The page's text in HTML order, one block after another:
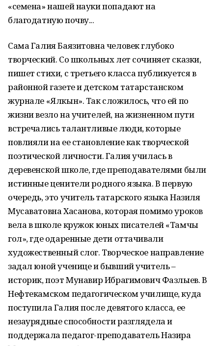
«семена» нашей науки попадают на
благодатную почву...
Сама Галия Баязитовна человек глубоко
творческий. Со школьных лет сочиняет сказки,
пишет стихи, с третьего класса публикуется в
районной газете и детском татарстанском
журнале «Ялкын». Так сложилось, что ей по
жизни везло на учителей, на жизненном пути
встречались талантливые люди, которые
повлияли на ее становление как творческой
поэтической личности. Галия училась в
деревенской школе, где преподавателями были
истинные ценители родного языка. В первую
очередь, это учитель татарского языка Назиля
Мусаватовна Хасанова, которая помимо уроков
вела в школе кружок юных писателей «Тамчы
гол», где одаренные дети оттачивали
художественный слог. Творческое направление
задал юной ученице и бывший учитель –
историк, поэт Мунавир Ибрагимович Фазлыев. В
Нефтекамском педагогическом училище, куда
поступила Галия после девятого класса, ее
незаурядные способности разглядела и
поддержала педагог-преподаватель Назира